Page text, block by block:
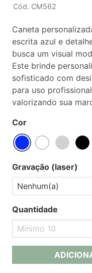
Cód. CM562
Caneta
escrita azul e
busca um visual
Este brinde
sofisticado com
para uso
valorizando sua
Cor
Gravação (laser)
Quantidade